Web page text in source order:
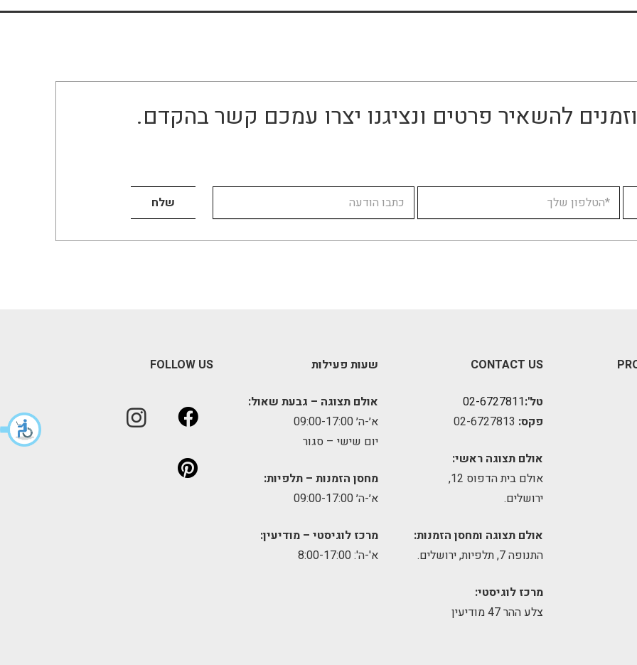
להשאיר פרטים ונציגנו יצרו עמכם קשר בהקדם.
CONTACT US
טל':02-6727811
פקס:
אולם תצוגה ראשי:
אולם בית הדפוס 12,
ירושלים.
אולם תצוגה ומחסן הזמנות:
התנופה 7, תלפיות, ירושלים.
מרכז לוגיסטי:
צלע ההר 47 מודיעין
שעות פעילות
אולם תצוגה – גבעת שאול:
א׳-ה׳ 09:00-17:00
יום שישי – סגור
מחסן הזמנות – תלפיות:
א׳-ה׳ 09:00-17:00
מרכז לוגיסטי – מודיעין:
א'-ה': 8:00-17:00
FOLLOW US